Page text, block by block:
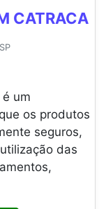
CATRACA
um
os produtos
seguros,
das